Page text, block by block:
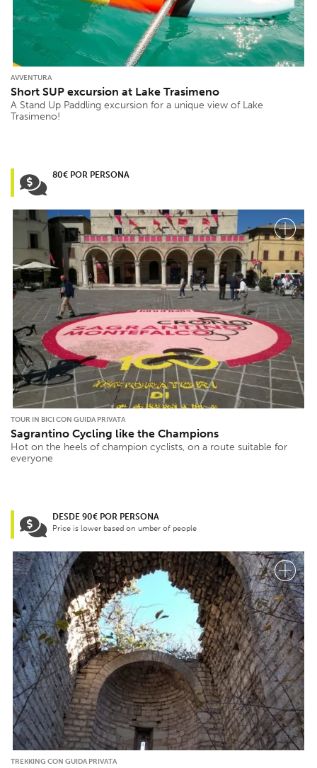
AVVENTURA
Short SUP excursion at Lake Trasimeno
A Stand Up Paddling excursion for a unique view of Lake
Trasimeno!
80€ POR PERSONA
TOUR IN BICI CON GUIDA PRIVATA
Sagrantino Cycling like the Champions
Hot on the heels of champion cyclists, on a route suitable for
everyone
DESDE 90€ POR PERSONA
Price is lower based on umber of people
TREKKING CON GUIDA PRIVATA